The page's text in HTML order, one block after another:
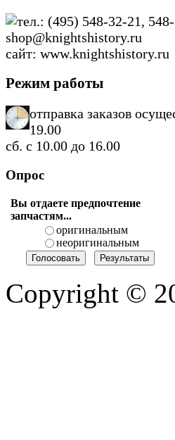
тел.: (495) 548-32-21,
shop@knightshistory.ru
сайт: www.knightshistory.ru
Режим работы
отправка заказов
19.00
сб. с 10.00 до 16.00
Опрос
Вы отдаете предпочтение
запчастям...
оригинальным
неоригинальным
Copyright ©